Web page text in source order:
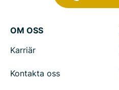
OM OSS
Karriär
Kontakta oss